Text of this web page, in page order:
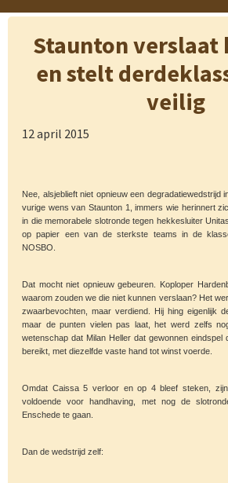
Staunton verslaat
en stelt
veilig
12 april 2015
Nee, alsjeblieft niet opnieuw een degradatiewedstrijd
vurige wens van Staunton 1, immers wie herinnert
in die memorabele slotronde tegen hekkesluiter
op papier een van de sterkste teams in de
NOSBO.
Dat mocht niet opnieuw gebeuren. Koploper
waarom zouden we die niet kunnen verslaan? Het
zwaarbevochten, maar verdiend. Hij hing eigenlijk
maar de punten vielen pas laat, het werd zelfs
wetenschap dat Milan Heller dat gewonnen eindspel
bereikt, met diezelfde vaste hand tot winst voerde.
Omdat Caissa 5 verloor en op 4 bleef steken,
voldoende voor handhaving, met nog de
Enschede te gaan.
Dan de wedstrijd zelf: